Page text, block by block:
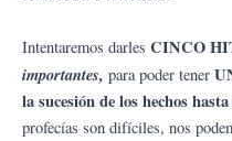
Intentaremos darles CINCO
importantes, para poder tener
la sucesión de los hechos
profecías son difíciles, nos